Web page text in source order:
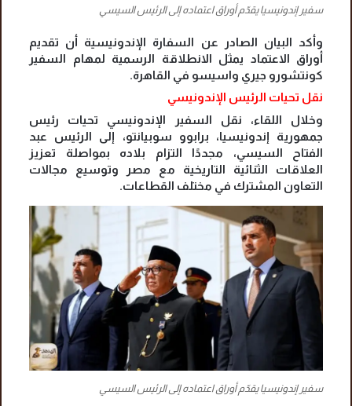
سفير إندونيسيا يقدّم أوراق اعتماده إلى الرئيس السيسي
وأكد البيان الصادر عن السفارة الإندونيسية أن تقديم
أوراق الاعتماد يمثل الانطلاقة الرسمية لمهام السفير
كونتشورو جيري واسيسو في القاهرة.
نقل تحيات الرئيس الإندونيسي
وخلال اللقاء، نقل السفير الإندونيسي تحيات رئيس
جمهورية إندونيسيا، برابوو سوبيانتو، إلى الرئيس عبد
الفتاح السيسي، مجددًا التزام بلاده بمواصلة تعزيز
العلاقات الثنائية التاريخية مع مصر وتوسيع مجالات
التعاون المشترك في مختلف القطاعات.
سفير إندونيسيا يقدّم أوراق اعتماده إلى الرئيس السيسي